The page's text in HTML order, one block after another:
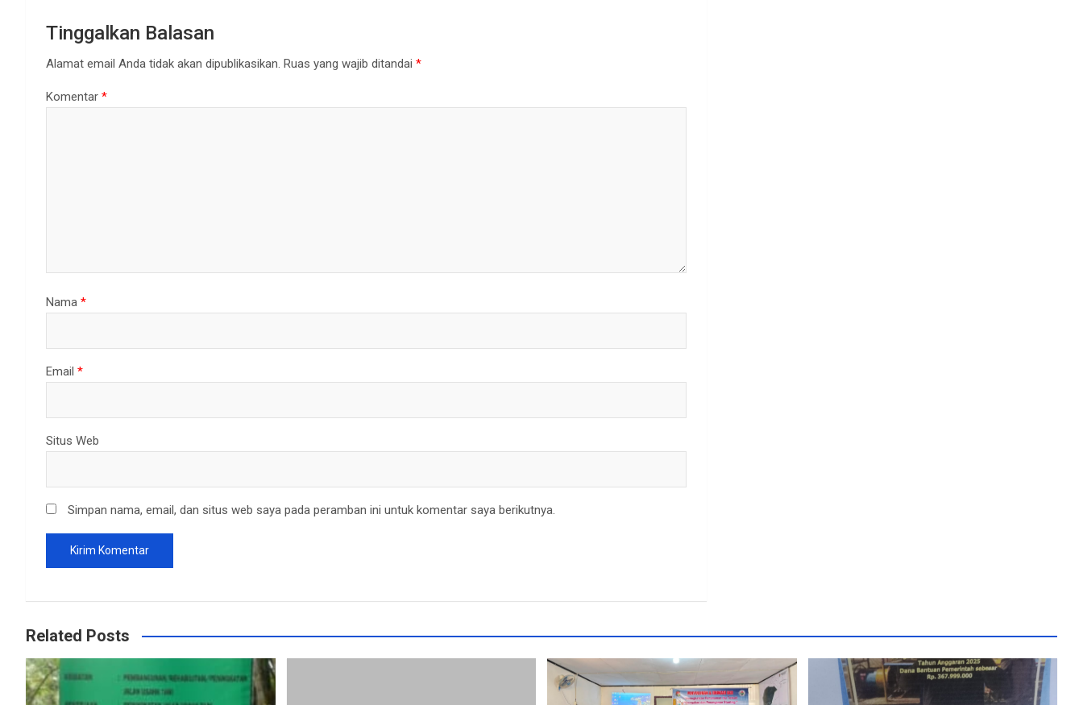
Tinggalkan Balasan
Alamat email Anda tidak akan dipublikasikan. Ruas yang wajib ditandai *
Komentar *
Nama *
Email *
Situs Web
Simpan nama, email, dan situs web saya pada peramban ini untuk komentar saya berikutnya.
Related Posts